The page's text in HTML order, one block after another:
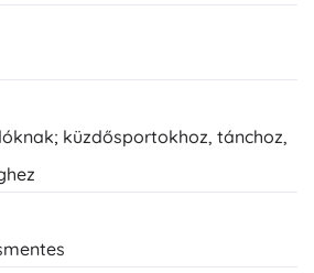
küzdősportokhoz, tánchoz,